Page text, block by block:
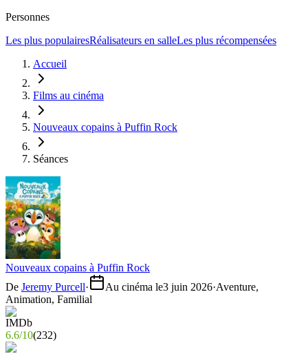
Personnes
Les plus populairesRéalisateurs en salleLes plus récompensées
Accueil
Films au cinéma
Nouveaux copains à Puffin Rock
Séances
Nouveaux copains à Puffin Rock
De Jeremy Purcell· Au cinéma le3 juin 2026·Aventure,
Animation, Familial
6.6/10(232)